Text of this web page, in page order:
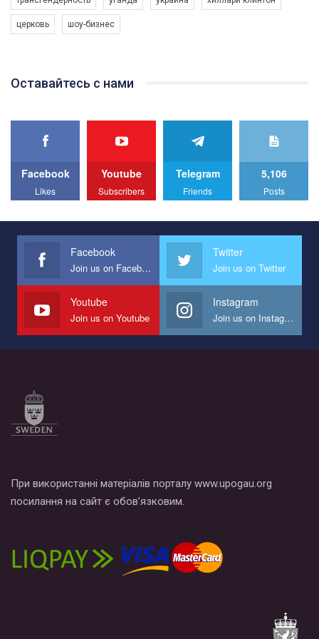
програму з боротьби з насильством проти ЛГБТ в Україні.
Якщо ти хочеш підтримати нас - просто натисни "лайк" під
best video, representing programme for the development of
We appeal to your support and ask to help us implement our plan
All you have to do is to press "Like" below the video.
Эмоционально сильный ролик от команды "Гей-альянс
представляющий программу развития организации.
Мы просим вас поддержать нас и помочь нам реализовать
наш план по борьбе с насилием и дискриминацией на почве
СОГИ в Украине.
Все, что вам нужно сделать - это зайти на наш канал YouTube
по этой ссылке и поставить лайк под видео.
церковь шоу-бизнес
Оставайтесь с нами
Facebook
Likes
Youtube
Subscribers
Telegram
Friends
5,106
Posts
Facebook
Join us on Facebook
Twitter
Join us on Twitter
Youtube
Join us on Youtube
Instagram
Join us on Instagram
При використанні матеріалів порталу www.upogau.org
посилання на сайт є обов’язковим.